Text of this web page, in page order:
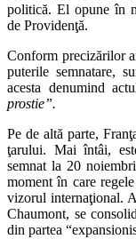
politică. El opune în
de Providenţă.
Conform precizărilor
puterile semnatare,
acesta denumind
prostie”.
Pe de altă parte,
ţarului. Mai întâi,
semnat la 20
moment în care
vizorul internaţional.
Chaumont, se
din partea